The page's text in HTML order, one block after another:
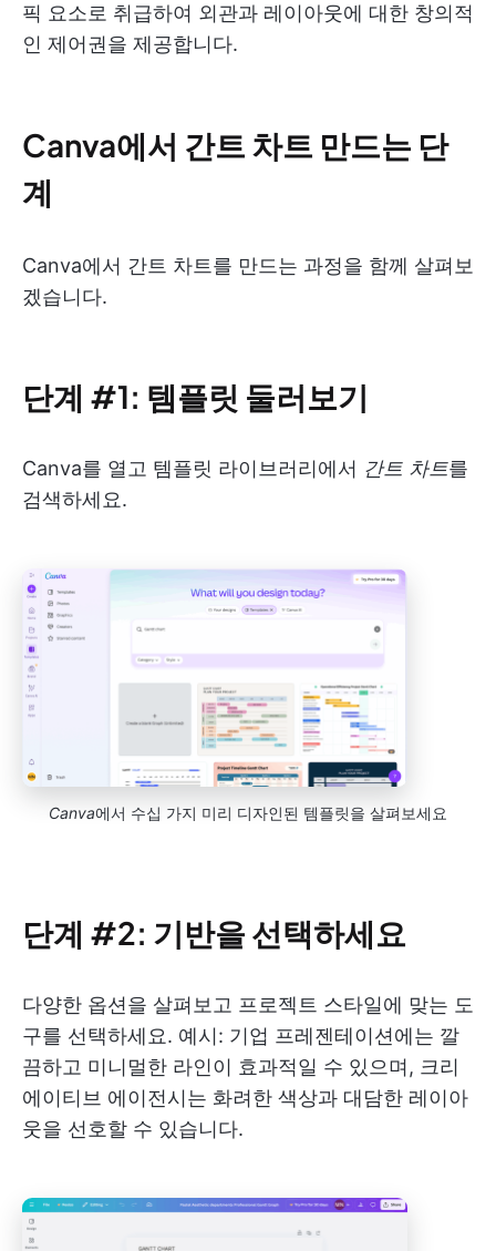
픽 요소로 취급하여 외관과 레이아웃에 대한 창의적
인 제어권을 제공합니다.
Canva에서 간트 차트 만드는 단
계
Canva에서 간트 차트를 만드는 과정을 함께 살펴보
겠습니다.
단계 #1: 템플릿 둘러보기
Canva를 열고 템플릿 라이브러리에서 간트 차트를
검색하세요.
Canva에서 수십 가지 미리 디자인된 템플릿을 살펴보세요
단계 #2: 기반을 선택하세요
다양한 옵션을 살펴보고 프로젝트 스타일에 맞는 도
구를 선택하세요. 예시: 기업 프레젠테이션에는 깔
끔하고 미니멀한 라인이 효과적일 수 있으며, 크리
에이티브 에이전시는 화려한 색상과 대담한 레이아
웃을 선호할 수 있습니다.